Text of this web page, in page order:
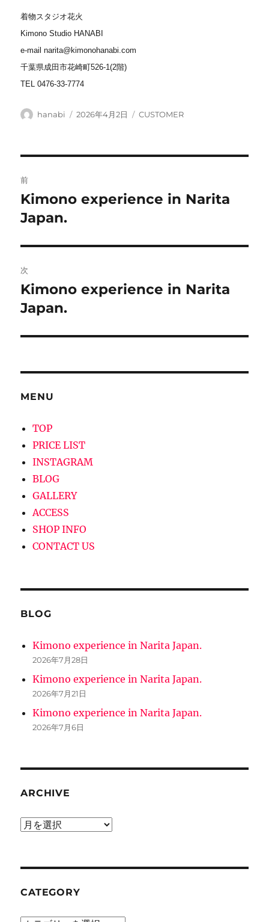
着物スタジオ花火
Kimono Studio HANABI
e-mail narita@kimonohanabi.com
千葉県成田市花崎町526-1(2階)
TEL 0476-33-7774
投
hanabi
投
2026年4月2日
カ
CUSTOMER
稿
ナ
ビ
ゲ
ー
ン
前
前
の
稿:
Kimono experience in Narita
Japan.
次
次
の
稿:
Kimono experience in Narita
Japan.
MENU
TOP
PRICE LIST
INSTAGRAM
BLOG
GALLERY
ACCESS
SHOP INFO
CONTACT US
BLOG
Kimono experience in Narita Japan.
2026年7月28日
Kimono experience in Narita Japan.
2026年7月21日
Kimono experience in Narita Japan.
2026年7月6日
ARCHIVE
ARCHIVE
CATEGORY